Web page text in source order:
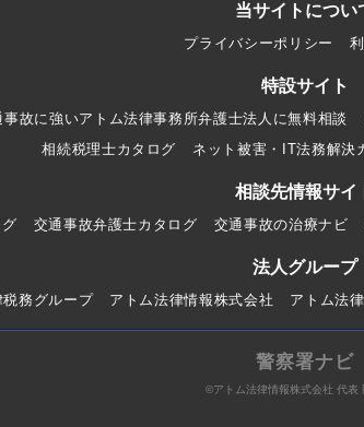
当サイトについ
プライバシーポリシー
特設サイト
事故に強いアトム法律事務所弁護士法人に無料相談
相続税理士カタログ
ネット被害・IT法務解決
相談先情報サイ
交通事故弁護士カタログ 交通事故の治療ナビ
法人グループ
税務グループ アトム法律情報株式会社 アトム法
警察署ナビ
©アトム法律情報株式会社 代表